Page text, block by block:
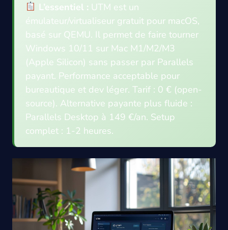
L’essentiel : UTM est un
émulateur/virtualiseur gratuit pour macOS,
basé sur QEMU. Il permet de faire tourner
Windows 10/11 sur Mac M1/M2/M3
(Apple Silicon) sans passer par Parallels
payant. Performance acceptable pour
bureautique et dev léger. Tarif : 0 € (open-
source). Alternative payante plus fluide :
Parallels Desktop à 149 €/an. Setup
complet : 1-2 heures.